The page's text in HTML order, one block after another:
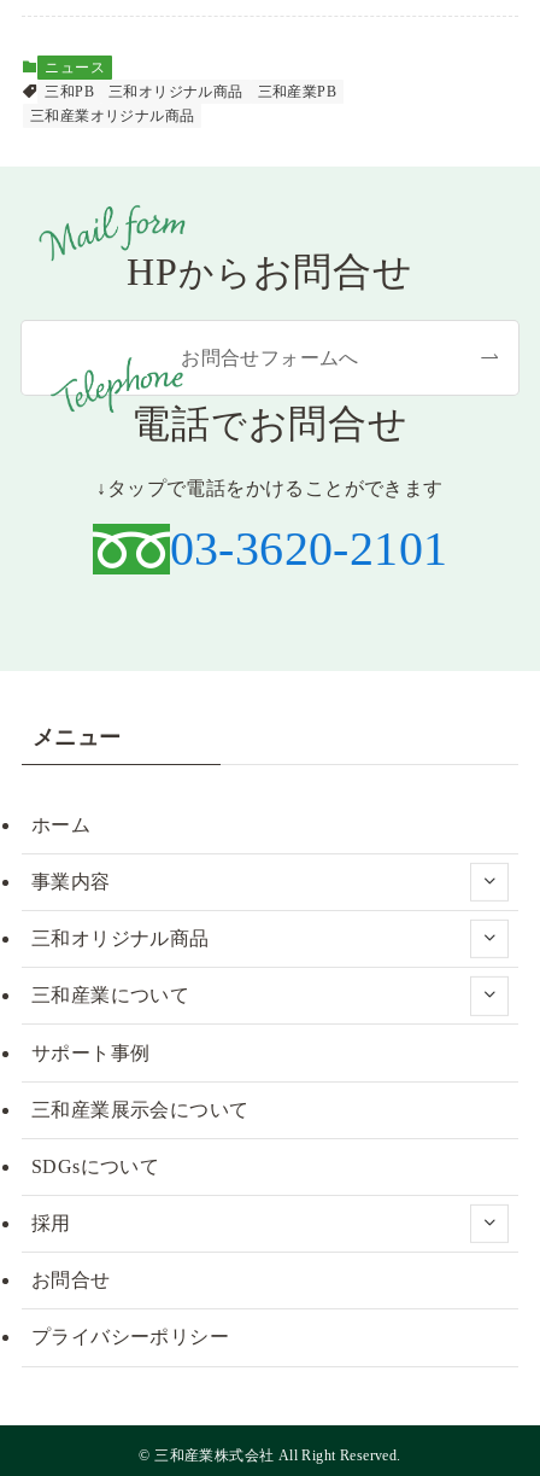
ニュース
三和PB
三和オリジナル商品
三和産業PB
三和産業オリジナル商品
HPから お問合せ
お問合せフォームへ
電話でお問合せ
↓タップで電話をかけることができます
03-3620-2101
メニュー
ホーム
事業内容
三和オリジナル商品
三和産業について
サポート事例
三和産業展示会について
SDGsについて
採用
お問合せ
プライバシーポリシー
© 三和産業株式会社 All Right Reserved.